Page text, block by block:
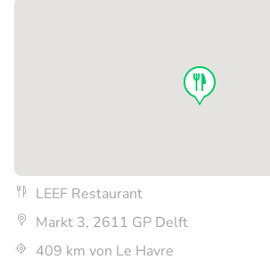
LEEF Restaurant
Markt 3, 2611 GP Delft
409 km von Le Havre